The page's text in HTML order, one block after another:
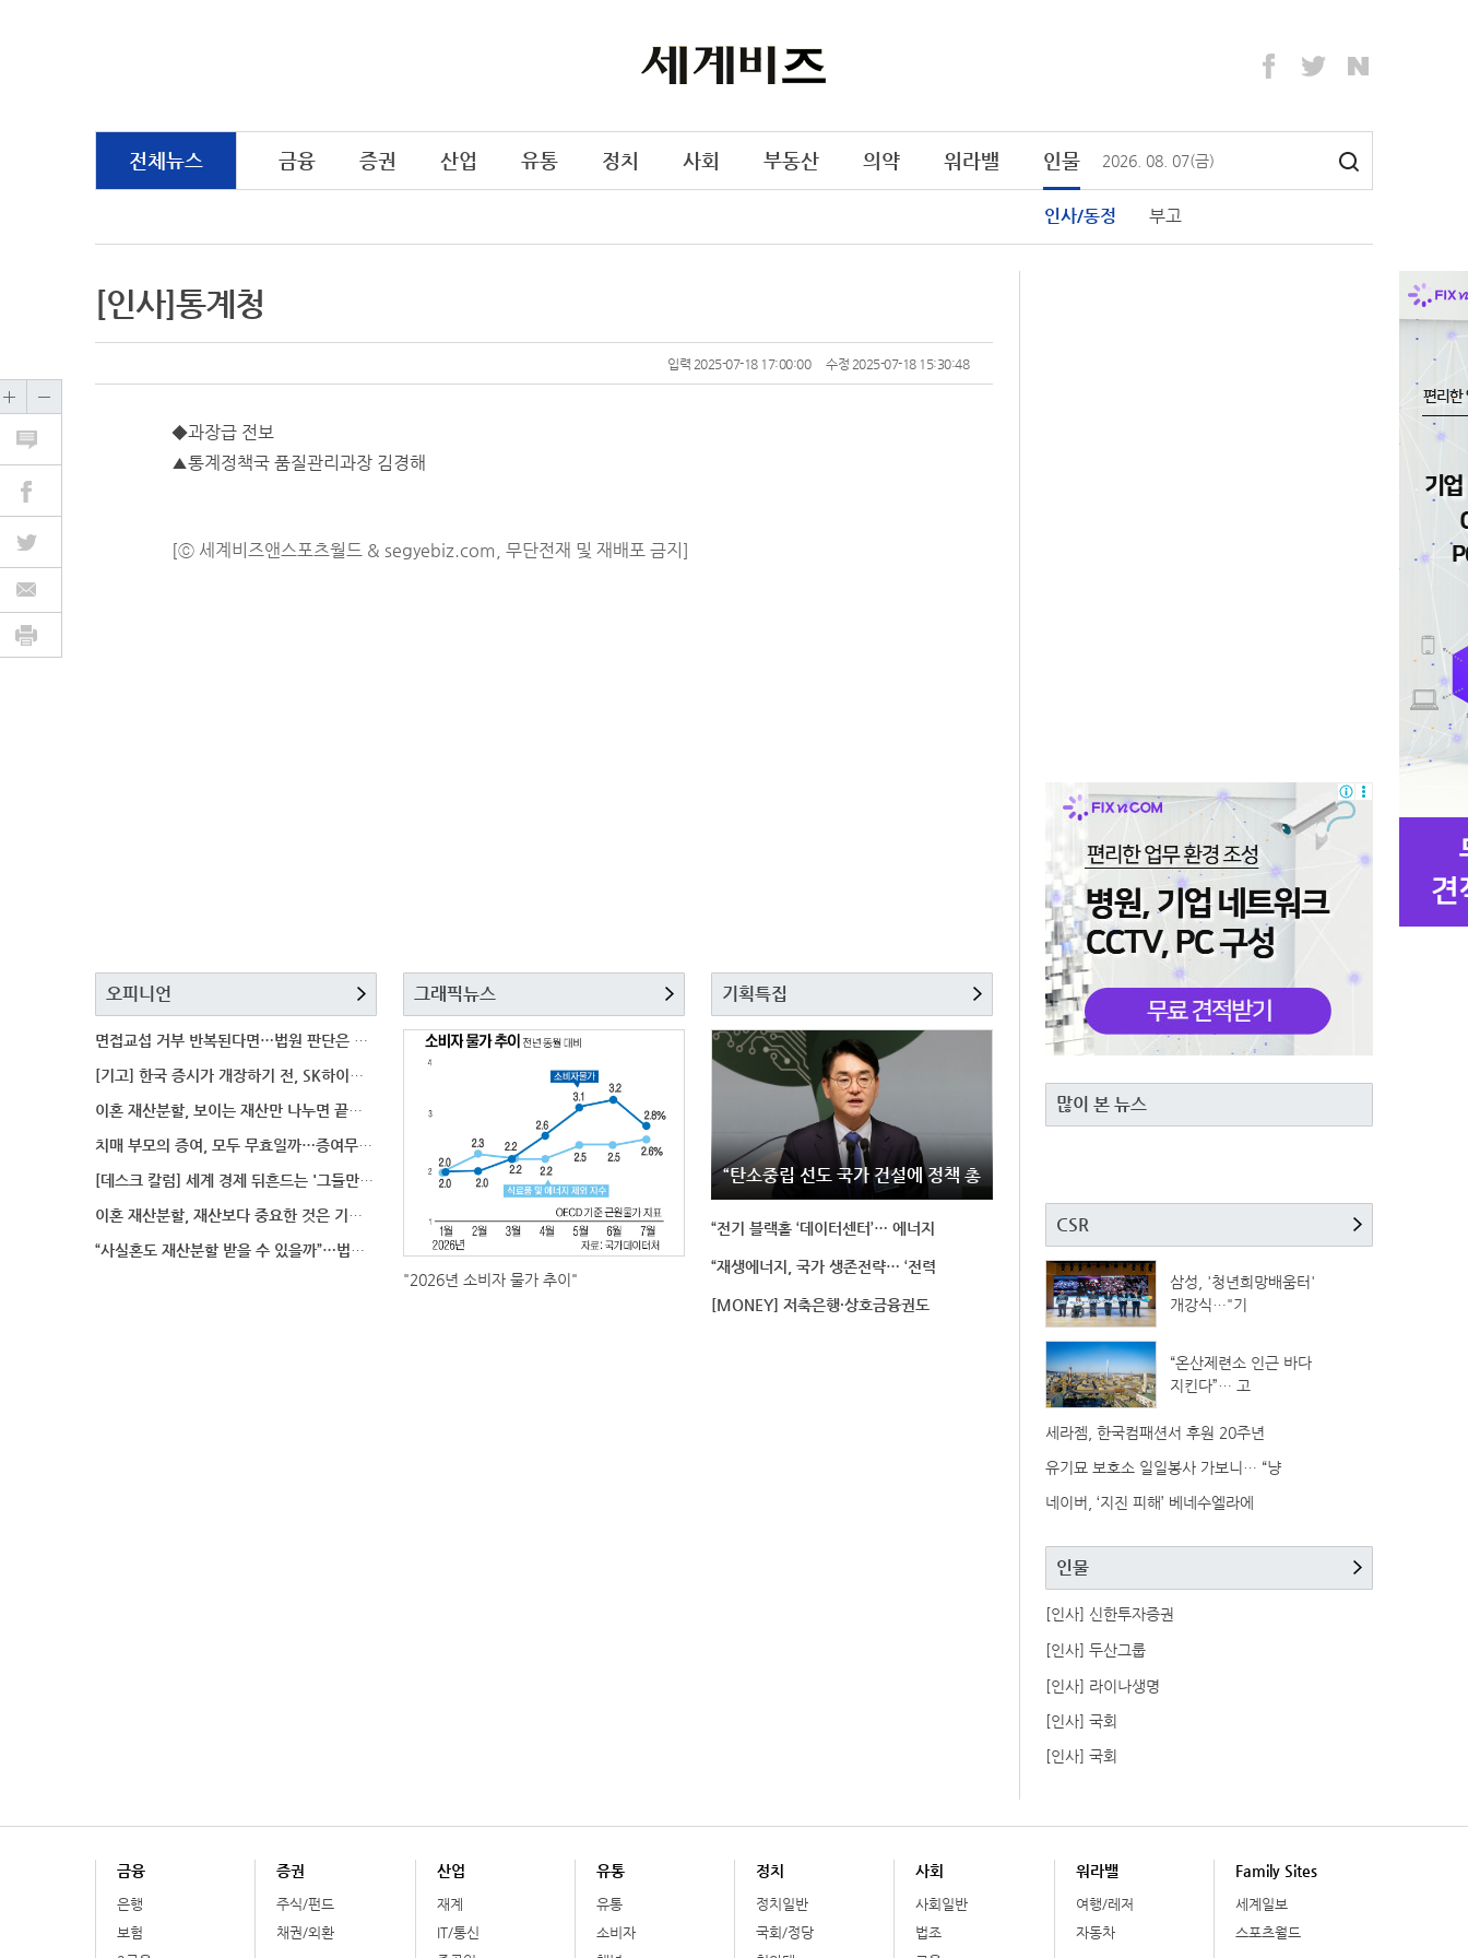
전체뉴스 금융 증권 산업 유통 정치 사회 부동산 의약 워라밸 인물
인사/동정 부고
2026 08 07(금)
[인사]통계청
입력 2025-07-18 17:00:00 수정 2025-07-18 15:30:48
◆과장급 전보
▲통계정책국 품질관리과장 김경해
[ⓒ 세계비즈앤스포츠월드 & segyebiz.com, 무단전재 및 재배포 금지]
오피니언
면접교섭 거부 반복된다면…법원 판단은 달라질까
[기고] 한국 증시가 개장하기 전, SK하이닉스 가격은
이혼 재산분할, 보이는 재산만 나누면 끝일까…숨겨진 자
치매 부모의 증여, 모두 무효일까…증여무효 분쟁에서 법
[데스크 칼럼] 세계 경제 뒤흔드는 '그들만의 언어'
이혼 재산분할, 재산보다 중요한 것은 기여도 입증
“사실혼도 재산분할 받을 수 있을까”…법원이 살펴보는
그래픽뉴스
"2026년 소비자 물가 추이"
기획특집
“탄소중립 선도 국가 건설에 정책 총
“전기 블랙홀 ‘데이터센터’… 에너지
“재생에너지, 국가 생존전략… ‘전력
[MONEY] 저축은행·상호금융권도
많이 본 뉴스
CSR
삼성, '청년희망배움터'
개강식…"기
“온산제련소 인근 바다
지킨다”… 고
세라젬, 한국컴패션서 후원 20주년
유기묘 보호소 일일봉사 가보니… “냥
네이버, ‘지진 피해’ 베네수엘라에
인물
[인사] 신한투자증권
[인사] 두산그룹
[인사] 라이나생명
[인사] 국회
[인사] 국회
금융
은행
보험
증권
주식/펀드
채권/외환
산업
재계
IT/통신
유통
유통
소비자
정치
정치일반
국회/정당
사회
사회일반
법조
워라밸
여행/레저
자동차
Family Sites
세계일보
스포츠월드